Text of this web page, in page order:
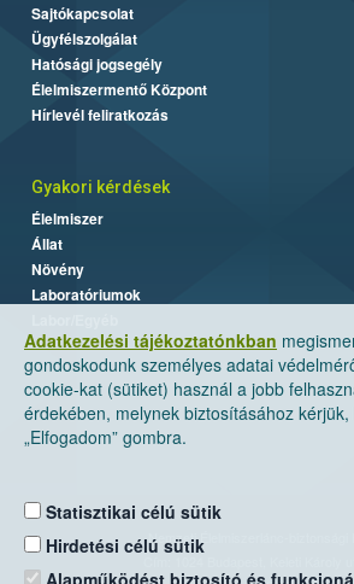
Adatkezelési tájékoztatónkban
gondoskodunk személyes adatai
cookie-kat (sütiket) használ a jobb
érdekében, melynek biztosításához
„Elfogadom” gombra.
Statisztikai célú sütik
Hirdetési célú sütik
Alapműködést biztosító és
Sajtókapcsolat
Ügyfélszolgálat
Hatósági jogsegély
Élelmiszermentő Központ
Hírlevél feliratkozás
Gyakori kérdések
Élelmiszer
Állat
Növény
Laboratóriumok
Nemzeti Élelmiszerlánc-biztonsági